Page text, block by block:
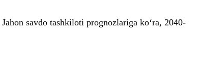
savdo tashkiloti prognozlariga ko‘ra, 2040-